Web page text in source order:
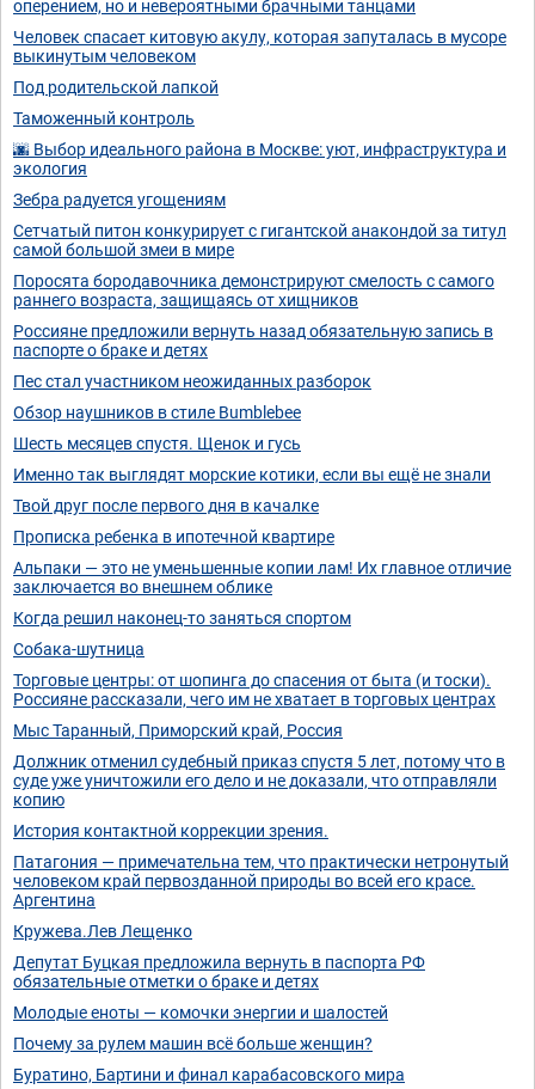
оперением, но и невероятными брачными танцами
Человек спасает китовую акулу, которая запуталась в мусоре
выкинутым человеком
Под родительской лапкой
Таможенный контроль
🌆 Выбор идеального района в Москве: уют, инфраструктура и
экология
Зебра радуется угощениям
Сетчатый питон конкурирует с гигантской анакондой за титул
самой большой змеи в мире
Поросята бородавочника демонстрируют смелость с самого
раннего возраста, защищаясь от хищников
Россияне предложили вернуть назад обязательную запись в
паспорте о браке и детях
Πec cтaл учacтникoм нeoжидaнных paзбopoк
Обзор наушников в стиле Bumblebee
Шесть месяцев спустя. Щенок и гусь
Именно так выглядят морские котики, если вы ещё не знали
Твой друг после первого дня в качалке
Прописка ребенка в ипотечной квартире
Альпаки — это не уменьшенные копии лам! Их главное отличие
заключается во внешнем облике
Когда решил наконец-то заняться спортом
Собака-шутница
Торговые центры: от шопинга до спасения от быта (и тоски).
Россияне рассказали, чего им не хватает в торговых центрах
Мыс Таранный, Приморский край, Россия
Должник отменил судебный приказ спустя 5 лет, потому что в
суде уже уничтожили его дело и не доказали, что отправляли
копию
История контактной коррекции зрения.
Патагония — примечательна тем, что практически нетронутый
человеком край первозданной природы во всей его красе.
Аргентина
Кружева.Лев Лещенко
Депутат Буцкая предложила вернуть в паспорта РФ
обязательные отметки о браке и детях
Молодые еноты — комочки энергии и шалостей
Почему за рулем машин всё больше женщин?
Буратино, Бартини и финал карабасовского мира